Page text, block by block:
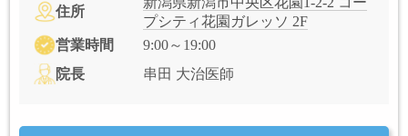
住所
プシティ花園ガレッソ 2F
営業時間
9:00～19:00
院長
串田 大治医師